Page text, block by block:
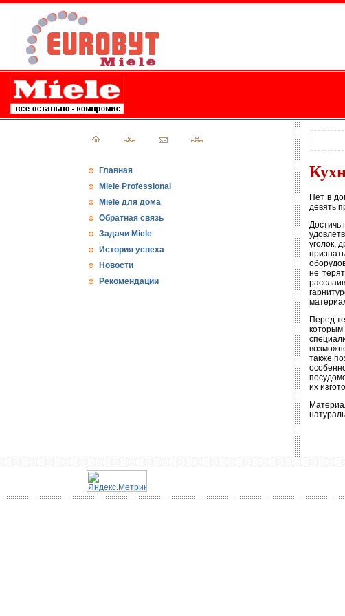
Главная
Miele Professional
Miele для дома
Обратная связь
Задачи Miele
История успеха
Новости
Рекомендации
Нет в
девять
Достичь
уголок,
не
Перед
также
их